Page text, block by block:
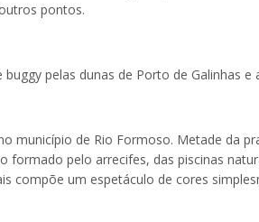
pontos.
pelas dunas de Porto de Galinhas e
município de Rio Formoso. Metade da
formado pelo arrecifes, das piscinas
compõe um espetáculo de cores